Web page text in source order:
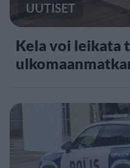
UUTISET
Kela voi leikata